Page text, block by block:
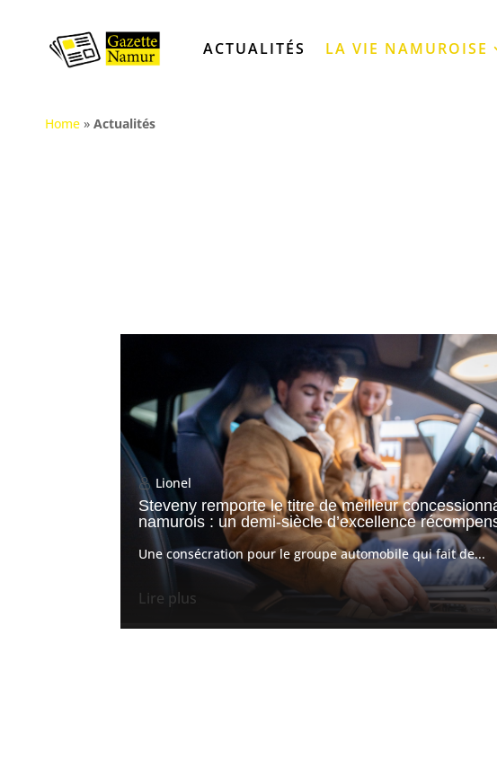
ACTUALITÉS LA VIE NAMUROISE
Home » Actualités
Lionel
Steveny remporte le titre de meilleur
namurois : un demi-siècle d’excellence
Une consécration pour le groupe automobile qui fait de...
Lire plus